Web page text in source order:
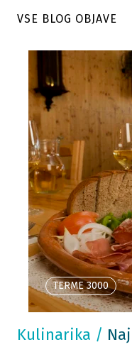
VSE BLOG OBJAVE
TERME 3000
Kulinarika /